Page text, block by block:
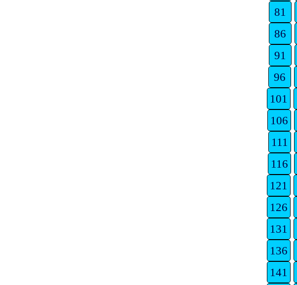
81
86
91
96
101
106
111
116
121
126
131
136
141